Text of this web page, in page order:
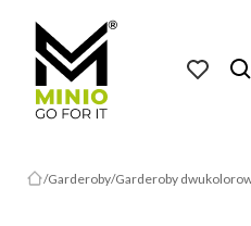
Garderoby Garderoby